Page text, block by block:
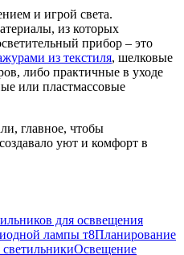
и игрой света.
из которых
прибор – это
из текстиля, шелковые
либо практичные в уходе
или пластмассовые
главное, чтобы
уют и комфорт в
для осввещения
лампы т8Планирование
Освещение